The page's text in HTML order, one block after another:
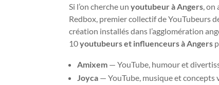
Si l’on cherche unyoutubeur à Angers ,
Redbox, premier collectif de YouTubeurs
création installés dans l’agglomération
10youtubeurs et influenceurs à Angers
Amixem — YouTube, humour et
Joyca — YouTube, musique et concepts